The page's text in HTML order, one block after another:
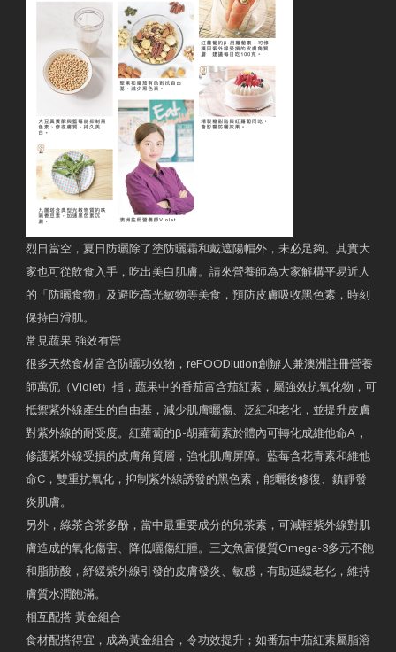
烈日當空，夏日防曬除了塗防曬霜和戴遮陽帽外，未必足夠。其實大
家也可從飲食入手，吃出美白肌膚。請來營養師為大家解構平易近人
的「防曬食物」及避吃高光敏物等美食，預防皮膚吸收黑色素，時刻
保持白滑肌。
常見蔬果 強效有營
很多天然食材富含防曬功效物，reFOODlution創辧人兼澳洲註冊營養
師萬侃（Violet）指，蔬果中的番茄富含茄紅素，屬強效抗氧化物，可
抵禦紫外線產生的自由基，減少肌膚曬傷、泛紅和老化，並提升皮膚
對紫外線的耐受度。紅蘿蔔的β-胡蘿蔔素於體內可轉化成維他命A，
修護紫外線受損的皮膚角質層，強化肌膚屏障。藍莓含花青素和維他
命C，雙重抗氧化，抑制紫外線誘發的黑色素，能曬後修復、鎮靜發
炎肌膚。
另外，綠茶含茶多酚，當中最重要成分的兒茶素，可減輕紫外線對肌
膚造成的氧化傷害、降低曬傷紅腫。三文魚富優質Omega-3多元不飽
和脂肪酸，紓緩紫外線引發的皮膚發炎、敏感，有助延緩老化，維持
膚質水潤飽滿。
相互配搭 黃金組合
食材配搭得宜，成為黃金組合，令功效提升；如番茄中茄紅素屬脂溶